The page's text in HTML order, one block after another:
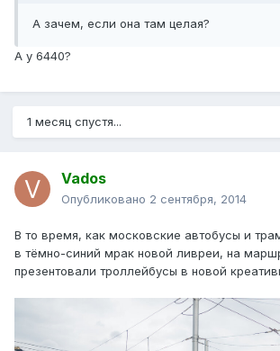
А зачем, если она там целая?
А у 6440?
1 месяц спустя...
Vados
Опубликовано 2 сентября, 2014
В то время, как московские автобусы и
в тёмно-синий мрак новой ливреи, на
презентовали троллейбусы в новой